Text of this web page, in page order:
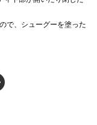
で、シューグーを塗った